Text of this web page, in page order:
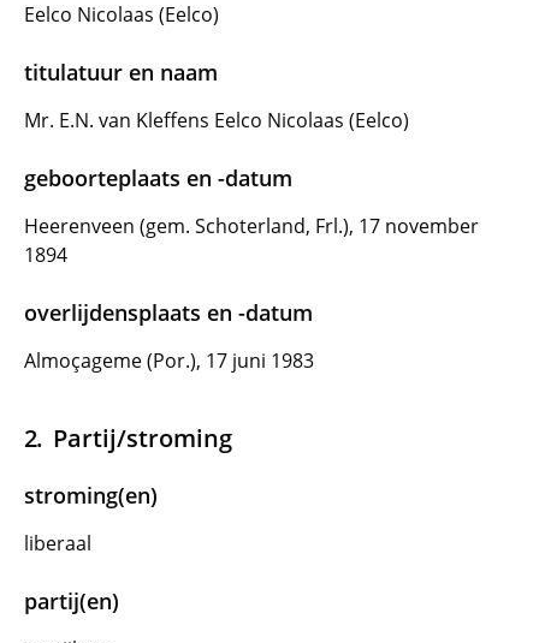
Eelco Nicolaas (Eelco)
titulatuur en naam
Mr. E.N. van Kleffens Eelco Nicolaas (Eelco)
geboorteplaats en -datum
Heerenveen (gem. Schoterland, Frl.), 17 november
1894
overlijdensplaats en -datum
Almoçageme (Por.), 17 juni 1983
Partij/stroming
stroming(en)
liberaal
partij(en)